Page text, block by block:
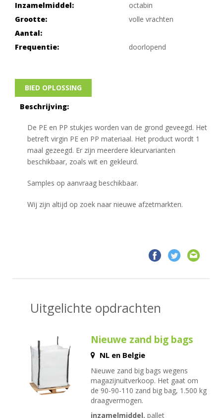
Inzamelmiddel:
octabin
Grootte:
volle vrachten
Aantal:
Frequentie:
doorlopend
BIED OPLOSSING
Beschrijving:
De PE en PP stukjes worden van de grond geveegd. Het
betreft virgin PE en PP materiaal. Het product wordt 1
maal gezeegd. Er zijn meerdere kleurvarianten
beschikbaar, zoals wit en gekleurd.
Samples op aanvraag beschikbaar.
Wij zijn altijd op zoek naar nieuwe afzetmarkten.
Uitgelichte opdrachten
Nieuwe zand big bags
NL en Belgie
Nieuwe zand big bags wegens
magazijnuitverkoop. Het gaat om
de 90-90-110 zand big bag, 1.500 kg
draagvermogen.
inzamelmiddel. pallet